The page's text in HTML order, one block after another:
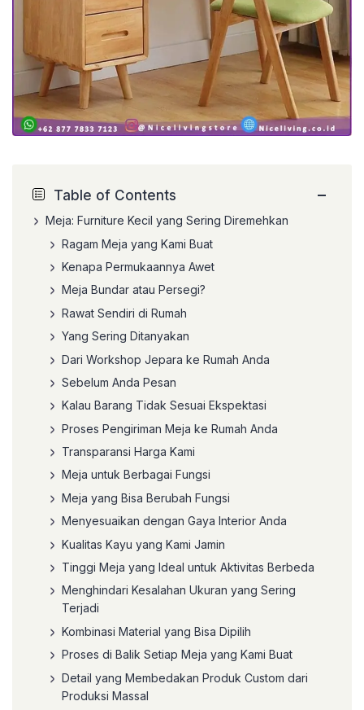
Table of Contents −
Meja: Furniture Kecil yang Sering Diremehkan
Ragam Meja yang Kami Buat
Kenapa Permukaannya Awet
Meja Bundar atau Persegi?
Rawat Sendiri di Rumah
Yang Sering Ditanyakan
Dari Workshop Jepara ke Rumah Anda
Sebelum Anda Pesan
Kalau Barang Tidak Sesuai Ekspektasi
Proses Pengiriman Meja ke Rumah Anda
Transparansi Harga Kami
Meja untuk Berbagai Fungsi
Meja yang Bisa Berubah Fungsi
Menyesuaikan dengan Gaya Interior Anda
Kualitas Kayu yang Kami Jamin
Tinggi Meja yang Ideal untuk Aktivitas Berbeda
Menghindari Kesalahan Ukuran yang Sering
Terjadi
Kombinasi Material yang Bisa Dipilih
Proses di Balik Setiap Meja yang Kami Buat
Detail yang Membedakan Produk Custom dari
Produksi Massal